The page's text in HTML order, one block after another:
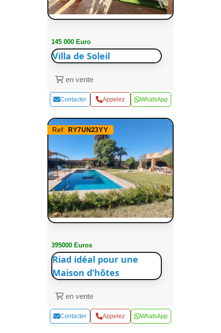
145 000 Euro
Villa de Soleil
en vente
Contacter Appelez WhatsApp
Ref: RY7UN23YY
395000 Euros
Riad idéal pour une
Maison d’hôtes
en vente
Contacter Appelez WhatsApp